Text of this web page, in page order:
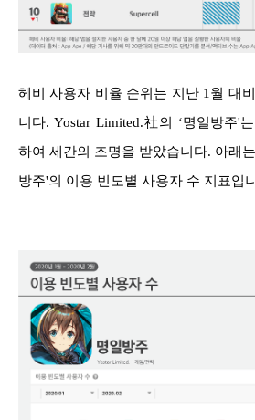
헤비 사용자 비율 순위는 지난 1월 대
니다. Yostar Limited.社의 ‘명일방주'
하여 세간의 조명을 받았습니다. 아래
방주'의 이용 빈도별 사용자 수 지표입